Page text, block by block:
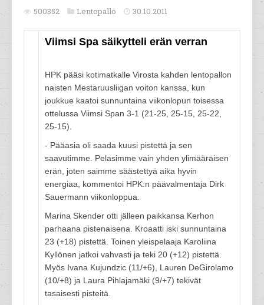
500352 Lentopallo 30.10.2011
Viimsi Spa säikytteli erän verran
HPK pääsi kotimatkalle Virosta kahden lentopallon
naisten Mestaruusliigan voiton kanssa, kun
joukkue kaatoi sunnuntaina viikonlopun toisessa
ottelussa Viimsi Span 3-1 (21-25, 25-15, 25-22,
25-15).
- Pääasia oli saada kuusi pistettä ja sen
saavutimme. Pelasimme vain yhden ylimääräisen
erän, joten saimme säästettyä aika hyvin
energiaa, kommentoi HPK:n päävalmentaja Dirk
Sauermann viikonloppua.
Marina Skender otti jälleen paikkansa Kerhon
parhaana pistenaisena. Kroaatti iski sunnuntaina
23 (+18) pistettä. Toinen yleispelaaja Karoliina
Kyllönen jatkoi vahvasti ja teki 20 (+12) pistettä.
Myös Ivana Kujundzic (11/+6), Lauren DeGirolamo
(10/+8) ja Laura Pihlajamäki (9/+7) tekivät
tasaisesti pisteitä.